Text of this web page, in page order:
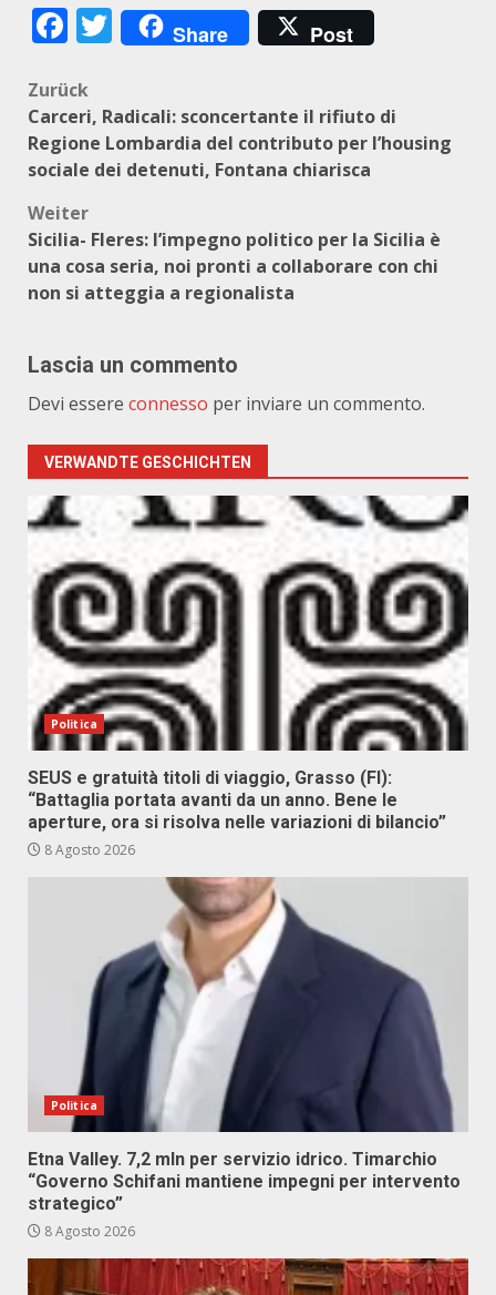
Facebook
Twitter
Share Post
Beitragsnavigation
Zurück
Carceri, Radicali: sconcertante il rifiuto di
Regione Lombardia del contributo per l’housing
sociale dei detenuti, Fontana chiarisca
Weiter
Sicilia- Fleres: l’impegno politico per la Sicilia è
una cosa seria, noi pronti a collaborare con chi
non si atteggia a regionalista
Lascia un commento
Devi essere connesso per inviare un commento.
VERWANDTE GESCHICHTEN
Politica
SEUS e gratuità titoli di viaggio, Grasso (FI):
“Battaglia portata avanti da un anno. Bene le
aperture, ora si risolva nelle variazioni di bilancio”
8 Agosto 2026
Politica
Etna Valley. 7,2 mln per servizio idrico. Timarchio
“Governo Schifani mantiene impegni per intervento
strategico”
8 Agosto 2026